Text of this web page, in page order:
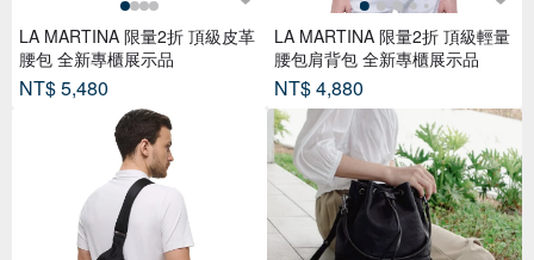
LA MARTINA 限量2折 頂級皮革
腰包 全新專櫃展示品
NT$ 5,480
LA MARTINA 限量2折 頂級輕量
腰包肩背包 全新專櫃展示品
NT$ 4,880